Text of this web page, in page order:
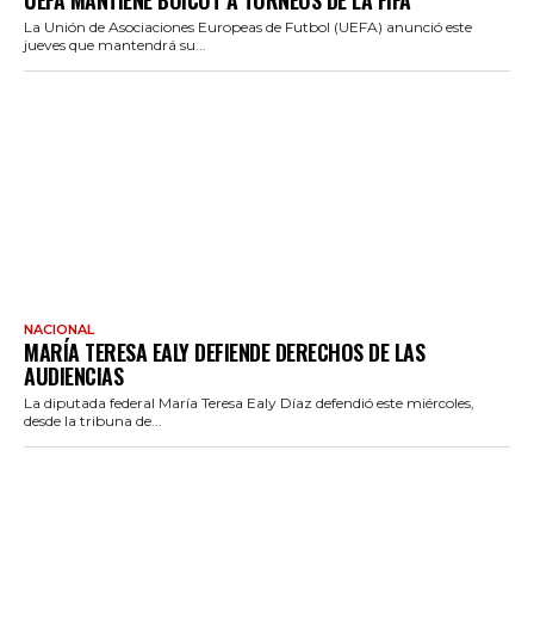
La Unión de Asociaciones Europeas de Futbol (UEFA) anunció este
jueves que mantendrá su...
NACIONAL
MARÍA TERESA EALY DEFIENDE DERECHOS DE LAS
AUDIENCIAS
La diputada federal María Teresa Ealy Díaz defendió este miércoles,
desde la tribuna de...